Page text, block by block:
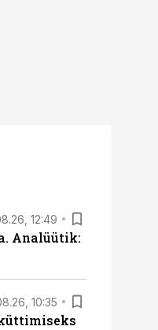
12:49
Analüütik:
10:35